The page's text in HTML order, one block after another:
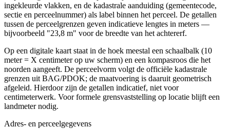
ingekleurde vlakken, en de kadastrale aanduiding (gemeentecode,
sectie en perceelnummer) als label binnen het perceel. De getallen
tussen de perceelgrenzen geven indicatieve lengtes in meters —
bijvoorbeeld "23,8 m" voor de breedte van het achtererf.
Op een digitale kaart staat in de hoek meestal een schaalbalk (10
meter = X centimeter op uw scherm) en een kompasroos die het
noorden aangeeft. De perceelvorm volgt de officiële kadastrale
grenzen uit BAG/PDOK; de maatvoering is daaruit geometrisch
afgeleid. Hierdoor zijn de getallen indicatief, niet voor
centimeterwerk. Voor formele grensvaststelling op locatie blijft een
landmeter nodig.
Adres- en perceelgegevens